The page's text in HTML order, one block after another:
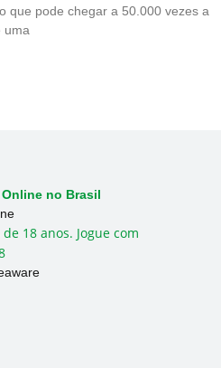
que pode chegar a 50.000 vezes a
uma
18 anos. Jogue com